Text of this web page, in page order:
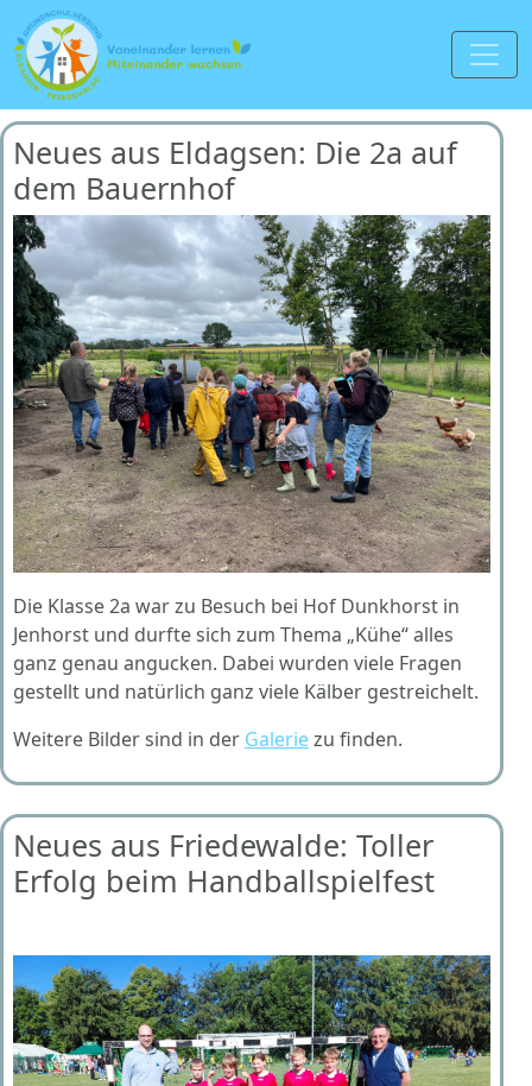
Neues aus Eldagsen: Die 2a auf
dem Bauernhof
Die Klasse 2a war zu Besuch bei Hof Dunkhorst in
Jenhorst und durfte sich zum Thema „Kühe“ alles
ganz genau angucken. Dabei wurden viele Fragen
gestellt und natürlich ganz viele Kälber gestreichelt.
Weitere Bilder sind in der Galeriezu finden.
Neues aus Friedewalde: Toller
Erfolg beim Handballspielfest